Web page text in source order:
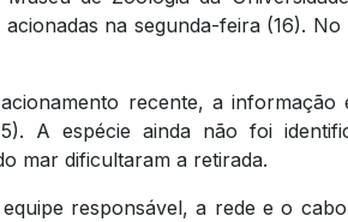
acionadas na segunda-feira (16).
recente, a
A espécie ainda não foi
mar dificultaram a retirada.
responsável, a rede e o